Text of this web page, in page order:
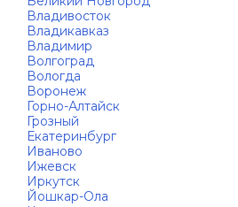
Владивосток
Владикавказ
Владимир
Волгоград
Вологда
Воронеж
Горно-Алтайск
Грозный
Екатеринбург
Иваново
Ижевск
Иркутск
Йошкар-Ола